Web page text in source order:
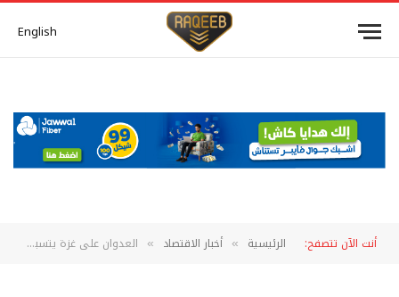
English
أنت الآن تتصفح: الرئيسية » أخبار الاقتصاد » العدوان على غزة يتسبب بتراجع واردات مصر من الغاز للصفر